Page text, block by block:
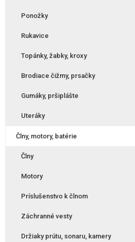
Ponožky
Rukavice
Topánky, žabky, kroxy
Brodiace čižmy, prsačky
Gumáky, pršiplášte
Uteráky
Člny, motory, batérie
Člny
Motory
Príslušenstvo k člnom
Záchranné vesty
Držiaky prútu, sonaru, kamery